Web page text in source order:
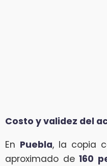
Costo y validez del
En Puebla, la copia
aproximado de160